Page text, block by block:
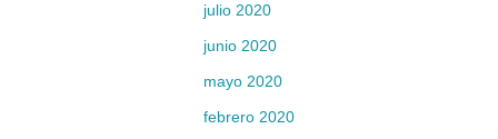
julio 2020
junio 2020
mayo 2020
febrero 2020